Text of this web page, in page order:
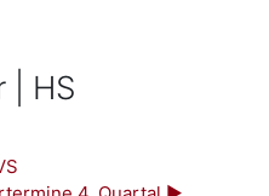
| HS